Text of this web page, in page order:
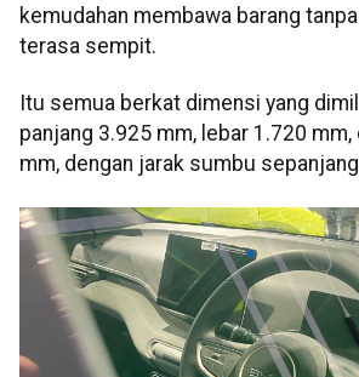
kemudahan membawa barang
terasa sempit.
Itu semua berkat dimensi yang
panjang 3.925 mm, lebar 1.720
mm, dengan jarak sumbu